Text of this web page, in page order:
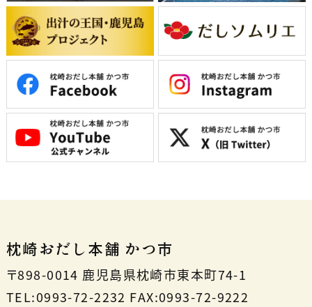
枕崎おだし本舗 かつ市
〒898-0014 鹿児島県枕崎市東本町74-1
TEL:0993-72-2232 FAX:0993-72-9222